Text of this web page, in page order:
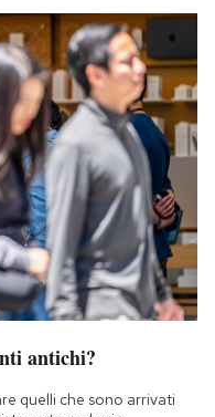
antichi?
quelli che sono arrivati